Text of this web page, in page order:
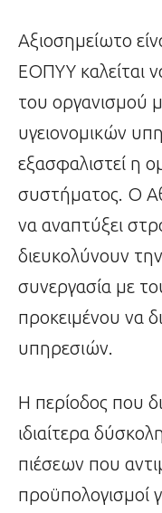
Αξιοσημείωτο
ΕΟΠΥΥ καλείται
του οργανισμού
υγειονομικών
εξασφαλιστεί η
συστήματος. Ο
να αναπτύξει
διευκολύνουν
συνεργασία με
προκειμένου να
υπηρεσιών.
Η περίοδος που
ιδιαίτερα
πιέσεων που
προϋπολογισμοί